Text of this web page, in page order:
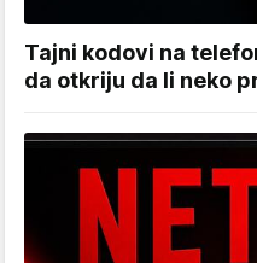
Tajni kodovi na
da otkriju da li neko